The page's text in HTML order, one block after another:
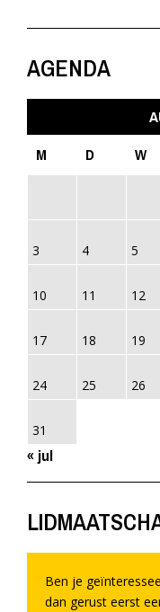
AGENDA
M
D W
3 4 5
10 11 12
17 18 19
24 25 26
31
« jul
Ben je
dan gerust eerst